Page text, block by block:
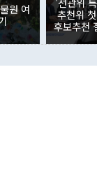
했다고 승인난
의 발언 내용은
아닌 정 장관의 개
식 정책이 아닌
'국군통수권자가
자는 주식을 중
원 여
추천위
후보추천